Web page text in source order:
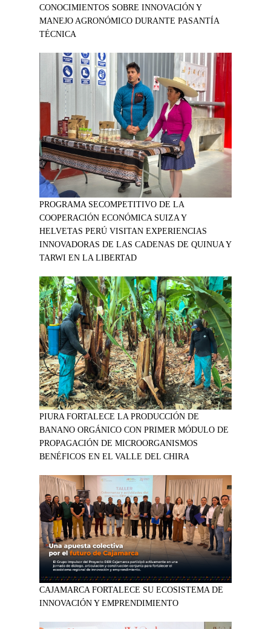
CONOCIMIENTOS SOBRE INNOVACIÓN Y
MANEJO AGRONÓMICO DURANTE PASANTÍA
TÉCNICA
PROGRAMA SECOMPETITIVO DE LA
COOPERACIÓN ECONÓMICA SUIZA Y
HELVETAS PERÚ VISITAN EXPERIENCIAS
INNOVADORAS DE LAS CADENAS DE QUINUA Y
TARWI EN LA LIBERTAD
PIURA FORTALECE LA PRODUCCIÓN DE
BANANO ORGÁNICO CON PRIMER MÓDULO DE
PROPAGACIÓN DE MICROORGANISMOS
BENÉFICOS EN EL VALLE DEL CHIRA
CAJAMARCA FORTALECE SU ECOSISTEMA DE
INNOVACIÓN Y EMPRENDIMIENTO